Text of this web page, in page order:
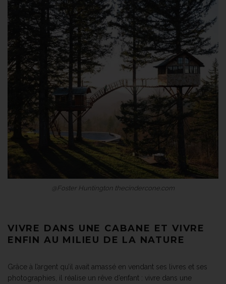
@Foster Huntington thecindercone.com
VIVRE DANS UNE CABANE ET VIVRE
ENFIN AU MILIEU DE LA NATURE
Grâce à l’argent qu’il avait amassé en vendant ses livres et ses
photographies, il réalise un rêve d’enfant : vivre dans une